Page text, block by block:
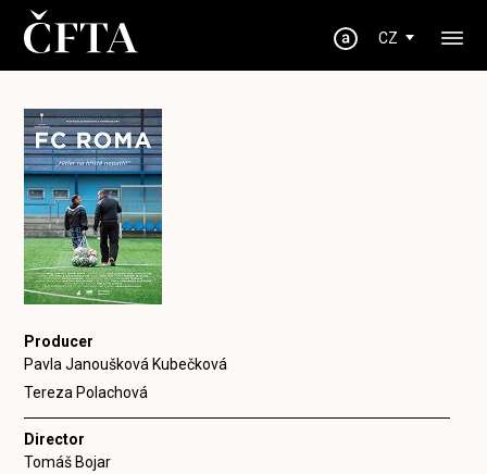
CZ
Producer
Pavla Janoušková Kubečková
Tereza Polachová
Director
Tomáš Bojar